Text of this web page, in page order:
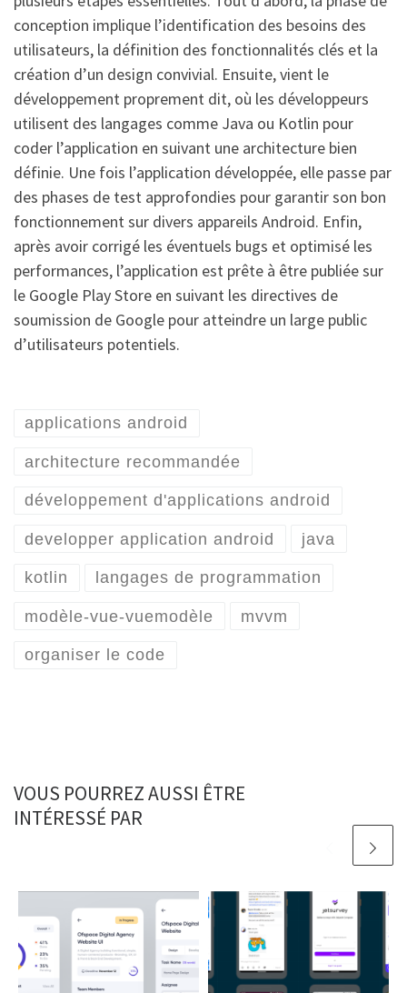
conception implique l’identification des besoins des
utilisateurs, la définition des fonctionnalités clés et la
création d’un design convivial. Ensuite, vient le
développement proprement dit, où les développeurs
utilisent des langages comme Java ou Kotlin pour
coder l’application en suivant une architecture bien
définie. Une fois l’application développée, elle passe par
des phases de test approfondies pour garantir son bon
fonctionnement sur divers appareils Android. Enfin,
après avoir corrigé les éventuels bugs et optimisé les
performances, l’application est prête à être publiée sur
le Google Play Store en suivant les directives de
soumission de Google pour atteindre un large public
d’utilisateurs potentiels.
applications android
architecture recommandée
développement d'applications android
developper application android java
kotlin langages de programmation
modèle-vue-vuemodèle mvvm
organiser le code
VOUS POURREZ AUSSI ÊTRE
INTÉRESSÉ PAR